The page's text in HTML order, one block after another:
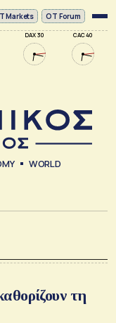
DAX 30 CAC 40
Markets OT Forum
WORLD
τη